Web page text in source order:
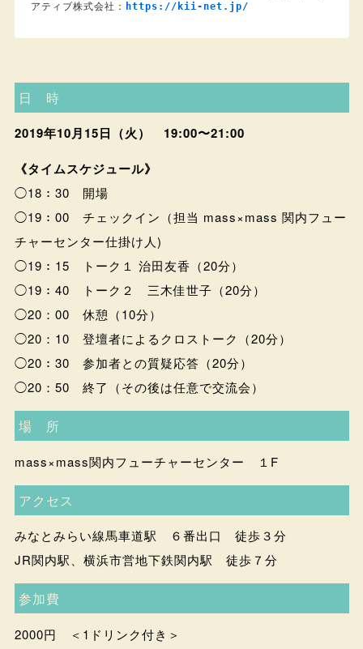
アティブ株式会社： https://kii-net.jp/
日 時
2019年10月15日（火） 19:00〜21:00
《タイムスケジュール》
◯18：30 開場
◯19：00 チェックイン（担当 mass×mass 関内フュー
チャーセンター仕掛け人)
◯19：15 トーク１ 治田友香（20分）
◯19：40 トーク２ 三木佳世子（20分）
◯20：00 休憩（10分）
◯20：10 登壇者によるクロストーク（20分）
◯20：30 参加者との質疑応答（20分）
◯20：50 終了（その後は任意で交流会）
場 所
mass×mass関内フューチャーセンター １F
アクセス
みなとみらい線馬車道駅 ６番出口 徒歩３分
JR関内駅、横浜市営地下鉄関内駅 徒歩７分
参加費
2000円 ＜1ドリンク付き＞